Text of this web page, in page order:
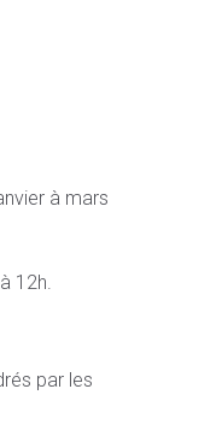
à mars
12h.
par les